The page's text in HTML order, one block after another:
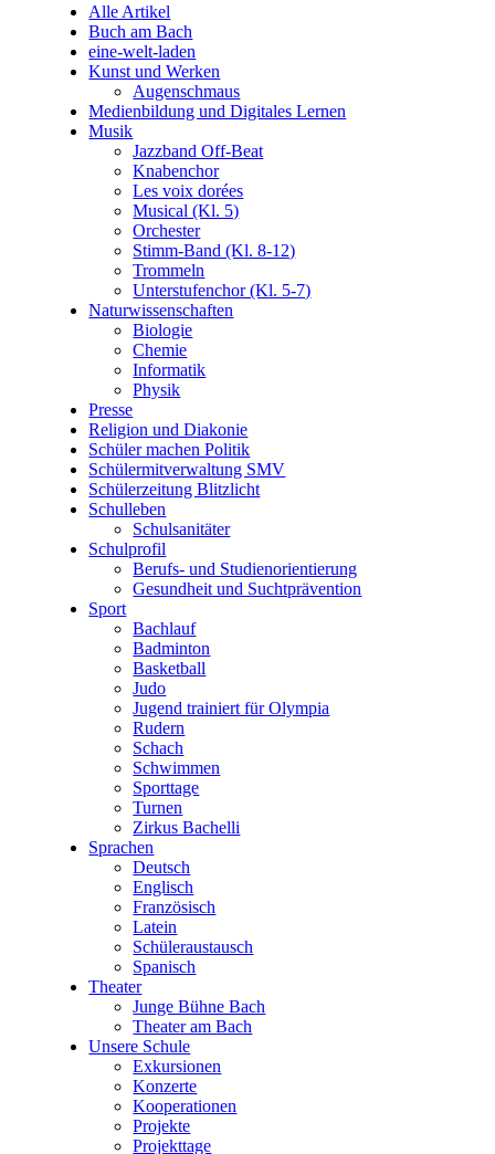
Alle Artikel
Buch am Bach
eine-welt-laden
Kunst und Werken
Augenschmaus
Medienbildung und Digitales Lernen
Musik
Jazzband Off-Beat
Knabenchor
Les voix dorées
Musical (Kl. 5)
Orchester
Stimm-Band (Kl. 8-12)
Trommeln
Unterstufenchor (Kl. 5-7)
Naturwissenschaften
Biologie
Chemie
Informatik
Physik
Presse
Religion und Diakonie
Schüler machen Politik
Schülermitverwaltung SMV
Schülerzeitung Blitzlicht
Schulleben
Schulsanitäter
Schulprofil
Berufs- und Studienorientierung
Gesundheit und Suchtprävention
Sport
Bachlauf
Badminton
Basketball
Judo
Jugend trainiert für Olympia
Rudern
Schach
Schwimmen
Sporttage
Turnen
Zirkus Bachelli
Sprachen
Deutsch
Englisch
Französisch
Latein
Schüleraustausch
Spanisch
Theater
Junge Bühne Bach
Theater am Bach
Unsere Schule
Exkursionen
Konzerte
Kooperationen
Projekte
Projekttage